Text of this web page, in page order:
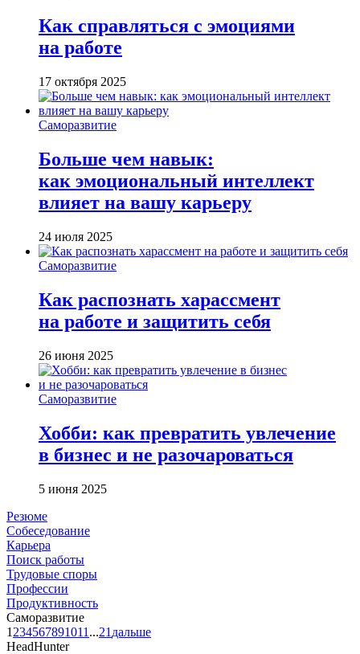
Как справляться с эмоциями
на работе
17 октября 2025
Саморазвитие
Больше чем навык:
как эмоциональный интеллект
влияет на вашу карьеру
24 июля 2025
Саморазвитие
Как распознать харассмент
на работе и защитить себя
26 июня 2025
Саморазвитие
Хобби: как превратить увлечение
в бизнес и не разочароваться
5 июня 2025
Резюме
Собеседование
Карьера
Поиск работы
Трудовые споры
Профессии
Продуктивность
Саморазвитие
1 234567891011 ...21 дальше
HeadHunter